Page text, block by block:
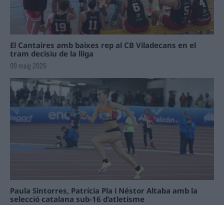
El Cantaires amb baixes rep al CB Viladecans en el
tram decisiu de la lliga
09 maig 2026
Paula Sintorres, Patrícia Pla i Néstor Altaba amb la
selecció catalana sub-16 d’atletisme